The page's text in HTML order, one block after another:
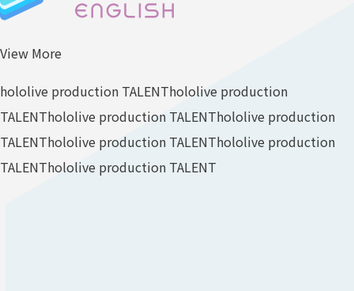
View More
hololive production TALENThololive production
TALENThololive production TALENThololive production
TALENThololive production TALENThololive production
TALENThololive production TALENT